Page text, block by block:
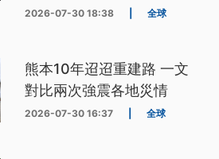
2026-07-30 18:38 全球
熊本10年迢迢重建路 一文
對比兩次強震各地災情
2026-07-30 16:37 全球